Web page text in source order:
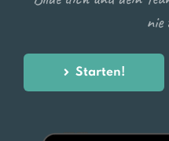
nie
Starten!